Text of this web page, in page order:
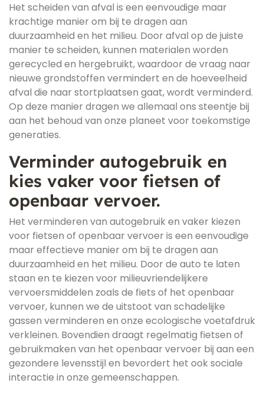
Het scheiden van afval is een eenvoudige maar
krachtige manier om bij te dragen aan
duurzaamheid en het milieu. Door afval op de juiste
manier te scheiden, kunnen materialen worden
gerecycled en hergebruikt, waardoor de vraag naar
nieuwe grondstoffen vermindert en de hoeveelheid
afval die naar stortplaatsen gaat, wordt verminderd.
Op deze manier dragen we allemaal ons steentje bij
aan het behoud van onze planeet voor toekomstige
generaties.
Verminder autogebruik en
kies vaker voor fietsen of
openbaar vervoer.
Het verminderen van autogebruik en vaker kiezen
voor fietsen of openbaar vervoer is een eenvoudige
maar effectieve manier om bij te dragen aan
duurzaamheid en het milieu. Door de auto te laten
staan en te kiezen voor milieuvriendelijkere
vervoersmiddelen zoals de fiets of het openbaar
vervoer, kunnen we de uitstoot van schadelijke
gassen verminderen en onze ecologische voetafdruk
verkleinen. Bovendien draagt regelmatig fietsen of
gebruikmaken van het openbaar vervoer bij aan een
gezondere levensstijl en bevordert het ook sociale
interactie in onze gemeenschappen.